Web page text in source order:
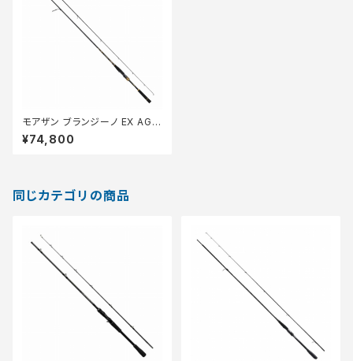
モアザン ブランジーノ EX AGS
87LML
¥74,800
同じカテゴリの商品